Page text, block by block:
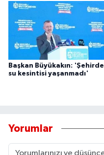
Başkan Büyükakın: 'Şehirde
su kesintisi yaşanmadı'
Yorumlar